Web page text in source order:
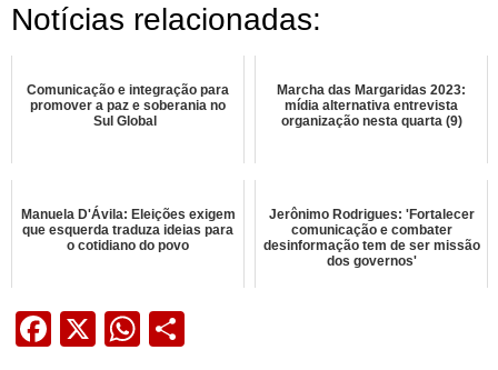
Notícias relacionadas:
Comunicação e integração para
promover a paz e soberania no
Sul Global
Marcha das Margaridas 2023:
mídia alternativa entrevista
organização nesta quarta (9)
Manuela D'Ávila: Eleições exigem
que esquerda traduza ideias para
o cotidiano do povo
Jerônimo Rodrigues: 'Fortalecer
comunicação e combater
desinformação tem de ser missão
dos governos'
Facebook
X WhatsApp